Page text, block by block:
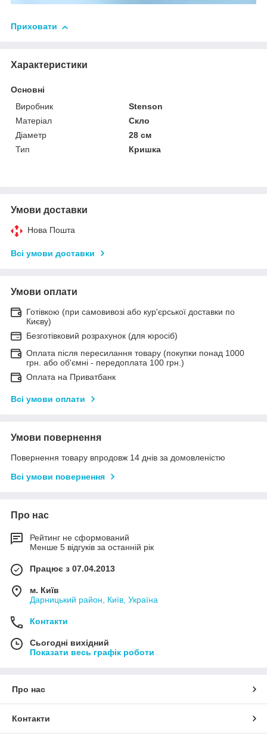
Приховати
Характеристики
Основні
Виробник
Stenson
Матеріал
Скло
Діаметр
28 см
Тип
Кришка
Умови доставки
Нова Пошта
Всі умови доставки
Умови оплати
Готівкою (при самовивозі або кур'єрської доставки по
Києву)
Безготівковий розрахунок (для юросіб)
Оплата після пересилання товару (покупки понад 1000
грн. або об'ємні - передоплата 100 грн.)
Оплата на Приватбанк
Всі умови оплати
Умови повернення
Повернення товару впродовж 14 днів за домовленістю
Всі умови повернення
Про нас
Рейтинг не сформований
Менше 5 відгуків за останній рік
Працює з 07.04.2013
м. Київ
Дарницький район, Київ, Україна
Контакти
Сьогодні вихідний
Показати весь графік роботи
Про нас
Контакти